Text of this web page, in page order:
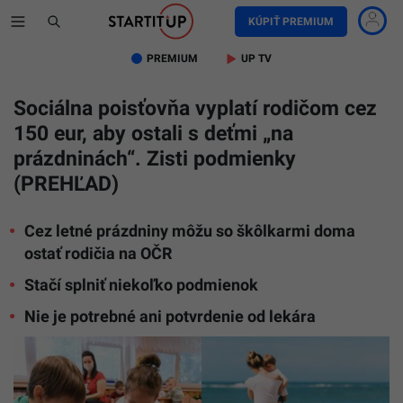
KÚPIŤ PREMIUM
PREMIUM UP TV
Sociálna poisťovňa vyplatí rodičom cez
150 eur, aby ostali s deťmi „na
prázdninách“. Zisti podmienky
(PREHĽAD)
Cez letné prázdniny môžu so škôlkarmi doma
ostať rodičia na OČR
Stačí splniť niekoľko podmienok
Nie je potrebné ani potvrdenie od lekára